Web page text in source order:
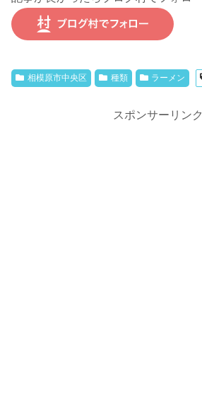
相模原市中央区 種類 ラーメン
スポンサーリンク